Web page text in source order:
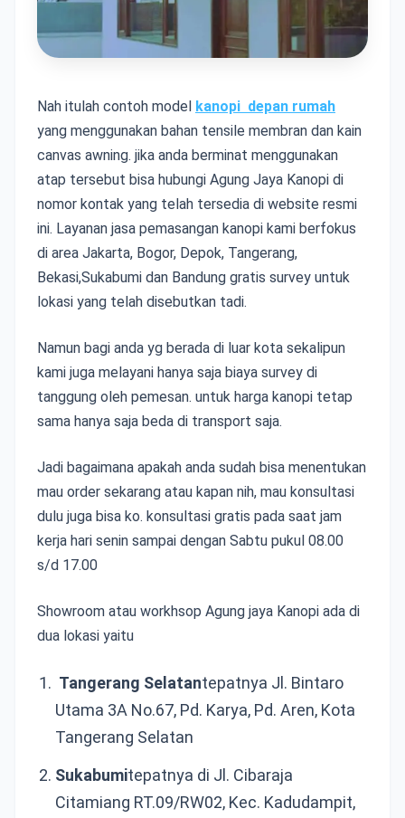
Nah itulah contoh model kanopi depan rumah
yang menggunakan bahan tensile membran dan kain
canvas awning. jika anda berminat menggunakan
atap tersebut bisa hubungi Agung Jaya Kanopi di
nomor kontak yang telah tersedia di website resmi
ini. Layanan jasa pemasangan kanopi kami berfokus
di area Jakarta, Bogor, Depok, Tangerang,
Bekasi,Sukabumi dan Bandung gratis survey untuk
lokasi yang telah disebutkan tadi.
Namun bagi anda yg berada di luar kota sekalipun
kami juga melayani hanya saja biaya survey di
tanggung oleh pemesan. untuk harga kanopi tetap
sama hanya saja beda di transport saja.
Jadi bagaimana apakah anda sudah bisa menentukan
mau order sekarang atau kapan nih, mau konsultasi
dulu juga bisa ko. konsultasi gratis pada saat jam
kerja hari senin sampai dengan Sabtu pukul 08.00
s/d 17.00
Showroom atau workhsop Agung jaya Kanopi ada di
dua lokasi yaitu
Tangerang Selatantepatnya Jl. Bintaro
Utama 3A No.67, Pd. Karya, Pd. Aren, Kota
Tangerang Selatan
Sukabumitepatnya di Jl. Cibaraja
Citamiang RT.09/RW02, Kec. Kadudampit,